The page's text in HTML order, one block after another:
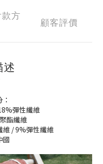
方
顧客評價
述
彈性纖維
酯纖維
維 / 9%彈性纖維
國